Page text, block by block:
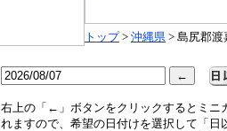
トップ> 沖縄県 > 島尻郡渡
右 上の「←」ボタンをクリックするとミニ
れますので、希望の日付けを選択して「日